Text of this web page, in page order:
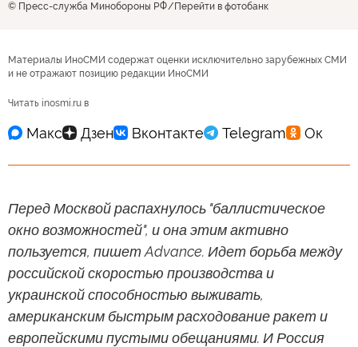
© Пресс-служба Минобороны РФ Перейти в фотобанк
Материалы ИноСМИ содержат оценки исключительно зарубежных СМИ
и не отражают позицию редакции ИноСМИ
Читать inosmi.ru в
Перед Москвой распахнулось "баллистическое
окно возможностей", и она этим активно
пользуется, пишет Advance. Идет борьба между
российской скоростью производства и
украинской способностью выживать,
американским быстрым расходование ракет и
европейскими пустыми обещаниями. И Россия